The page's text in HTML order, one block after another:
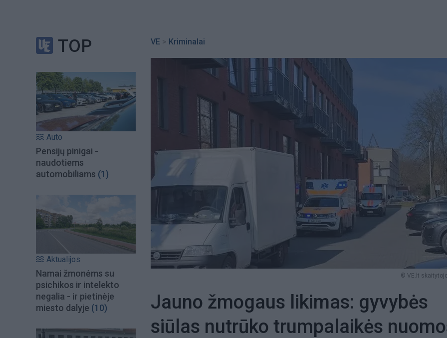
TOP
Auto
Pensijų pinigai -
naudotiems
automobiliams (1)
Aktualijos
Namai žmonėms su
psichikos ir intelekto
negalia - ir pietinėje
miesto dalyje (10)
VE > Kriminalai
© VE.lt
Jauno žmogaus likimas: gyvybės
siūlas nutrūko trumpalaikės